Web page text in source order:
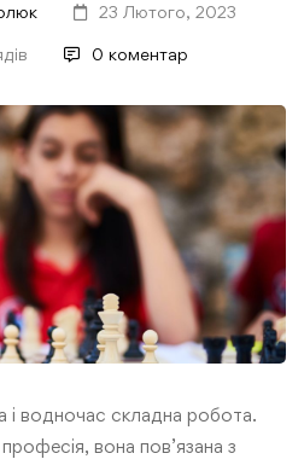
23 Лютого, 2023
0 коментар
і водночас складна робота.
вона пов’язана з